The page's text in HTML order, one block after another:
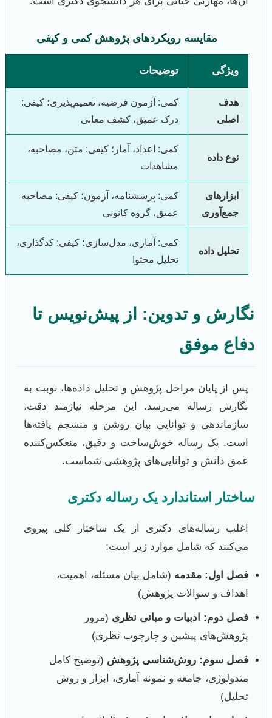
مقایسه رویکردهای پژوهش کمی و کیفی
ویژگی توضیحات
هدف
اصلی
کمی: آزمون فرضیه، تعمیم‌پذیری؛ کیفی:
درک عمیق، کشف معانی
نوع داده
کمی: اعداد، آمار؛ کیفی: متن، مصاحبه،
مشاهدات
ابزارهای
جمع‌آوری
کمی: پرسشنامه، آزمون؛ کیفی: مصاحبه
عمیق، گروه کانونی
تحلیل داده
کمی: آماری، مدل‌سازی؛ کیفی: کدگذاری،
تحلیل محتوا
نگارش و تدوین: از پیش‌نویس تا
دفاع موفق
پس از پایان مراحل پژوهش و تحلیل داده‌ها، نوبت به
نگارش رساله می‌رسد. این مرحله نیازمند دقت،
سازماندهی و توانایی بیان روشن و منسجم یافته‌ها
است. یک رساله خوش‌ساخت و دقیق، منعکس‌کننده
عمق دانش و توانایی‌های پژوهشی شماست.
ساختار استاندارد یک رساله دکتری
اغلب رساله‌های دکتری از یک ساختار کلی پیروی
می‌کنند که شامل موارد زیر است:
فصل اول: مقدمه (شامل بیان مسئله، اهمیت،
اهداف و سوالات پژوهش)
فصل دوم: ادبیات و مبانی نظری (مرور
پژوهش‌های پیشین و چارچوب نظری)
فصل سوم: روش‌شناسی پژوهش (توضیح کامل
متدولوژی، جامعه و نمونه آماری، ابزار و روش
تحلیل)